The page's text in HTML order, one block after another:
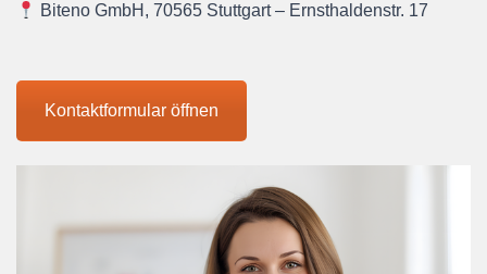
Biteno GmbH, 70565 Stuttgart – Ernsthaldenstr. 17
Kontaktformular öffnen